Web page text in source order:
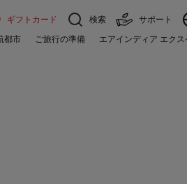
ギフトカード 検索 サポート
都市 ご旅行の準備 エアインディア エクス